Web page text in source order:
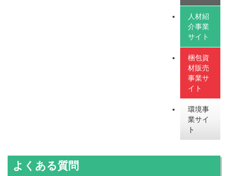
人材紹
介事業
サイト
梱包資
材販売
事業サ
イト
環境事
業サイ
ト
よくある質問